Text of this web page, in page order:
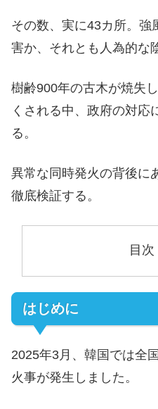
その数、実に43カ所。強
害か、それとも人為的な
樹齢900年の古木が焼失
くされる中、政府の対応
る。
異常な同時発火の背後に
徹底検証する。
目次
はじめに
2025年3月、韓国では全
火事が発生しました。